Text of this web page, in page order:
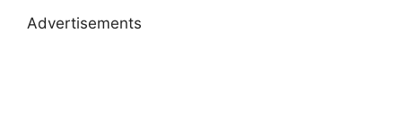
Advertisements